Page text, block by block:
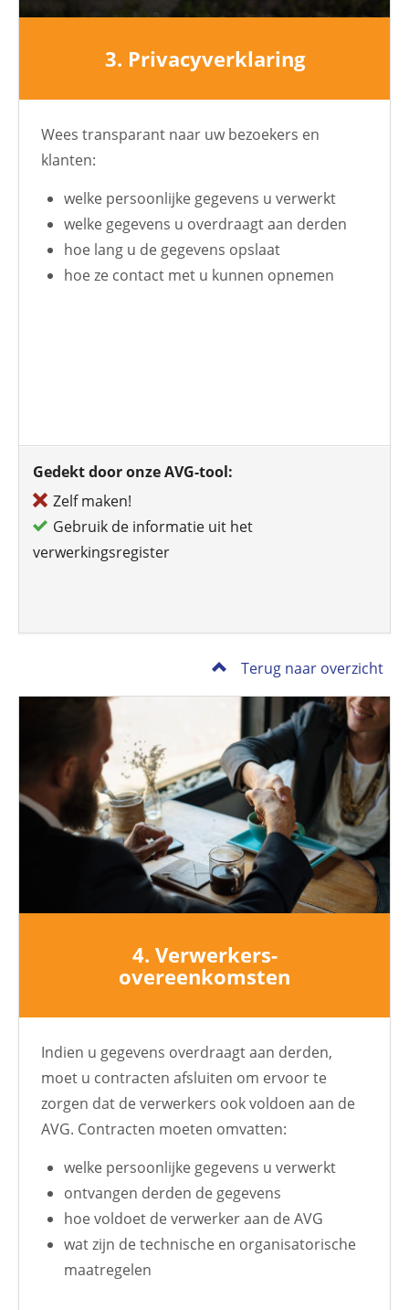
3. Privacyverklaring
Wees transparant naar uw bezoekers en
klanten:
welke persoonlijke gegevens u verwerkt
welke gegevens u overdraagt aan derden
hoe lang u de gegevens opslaat
hoe ze contact met u kunnen opnemen
Gedekt door onze AVG-tool:
Zelf maken!
Gebruik de informatie uit het
verwerkingsregister
Terug naar overzicht
4. Verwerkers-
overeenkomsten
Indien u gegevens overdraagt aan derden,
moet u contracten afsluiten om ervoor te
zorgen dat de verwerkers ook voldoen aan de
AVG. Contracten moeten omvatten:
welke persoonlijke gegevens u verwerkt
ontvangen derden de gegevens
hoe voldoet de verwerker aan de AVG
wat zijn de technische en organisatorische
maatregelen